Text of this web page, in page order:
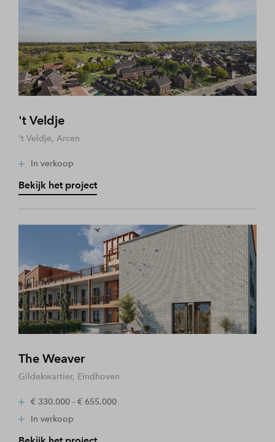
't Veldje
't Veldje, Arcen
In verkoop
Bekijk het project
The Weaver
Gildekwartier, Eindhoven
€ 330.000 - € 655.000
In verkoop